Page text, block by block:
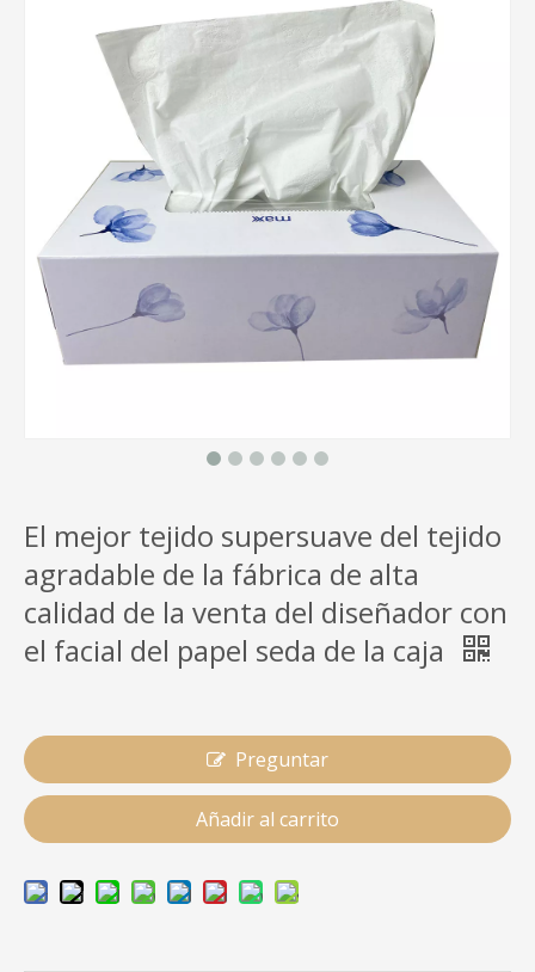
El mejor tejido supersuave del tejido
agradable de la fábrica de alta
calidad de la venta del diseñador con
el facial del papel seda de la caja
Preguntar
Añadir al carrito